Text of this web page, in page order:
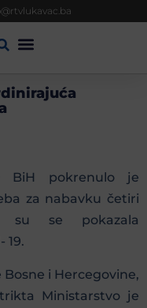
BiH pokrenulo je
za nabavku četiri
su se pokazala
19.
i Hercegovine,
Ministarstvo je